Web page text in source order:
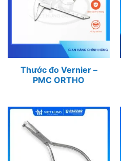
Thước đo Vernier –
PMC ORTHO